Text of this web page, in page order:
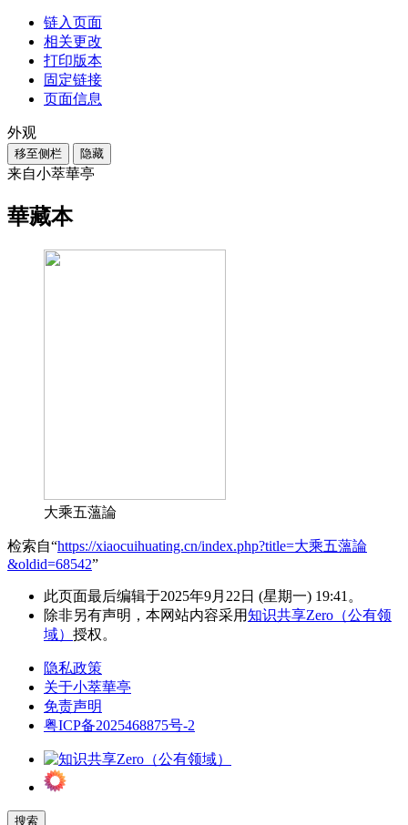
链入页面
相关更改
打印版本
固定链接
页面信息
外观
移至侧栏 隐藏
来自小萃華亭
華藏本
大乘五薀論
检索自“https://xiaocuihuating.cn/index.php?title=大乘五薀論
&oldid=68542”
此页面最后编辑于2025年9月22日 (星期一) 19:41。
除非另有声明，本网站内容采用知识共享Zero（公有领
域） 授权。
隐私政策
关于小萃華亭
免责声明
粤ICP备2025468875号-2
搜索